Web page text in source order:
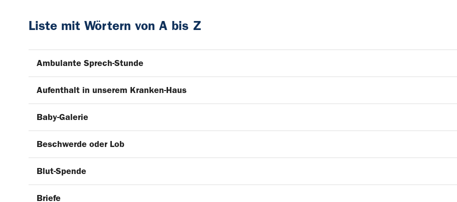
Liste mit Wörtern von A bis Z
Ambulante Sprech-Stunde
Aufenthalt in unserem Kranken-Haus
Baby-Galerie
Beschwerde oder Lob
Blut-Spende
Briefe